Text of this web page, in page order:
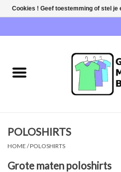
NIEUW!
SWEATERS / SWEATVESTEN
POLOSHIRTS
POLOSHIRTS
HOME /POLOSHIRTS
Grote maten poloshirts
Cookies ! Geef toestemming of stel je